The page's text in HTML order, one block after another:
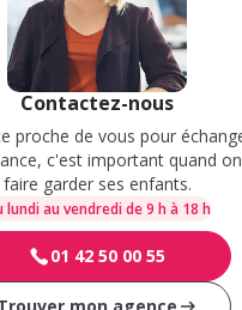
Contactez-nous
proche de vous pour
c'est important quand
faire garder ses enfants.
lundi au vendredi de 9 h à 18 h
01 42 50 00 55